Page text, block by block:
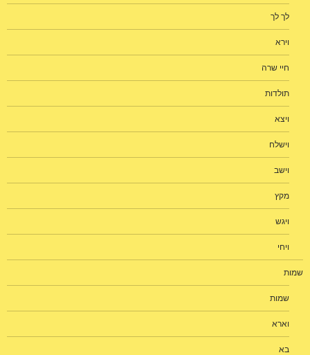
לך לך
וירא
חיי שרה
תולדות
ויצא
וישלח
וישב
מקץ
ויגש
ויחי
שמות
שמות
וארא
בא